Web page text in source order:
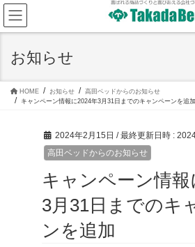
コ
テ
ン
ナ
ゲ
ー
お知らせ
HOME お知らせ
高田ベッドからのお知らせ
キャンペーン情報に2024年3月31日までのキャンペーンを追加
2024年2月15日 / 最終更新日時 :
高田ベッドからのお知らせ
キャンペーン情報
3月31日までのキ
ンを追加